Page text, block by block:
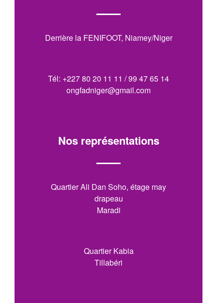
Derrière la FENIFOOT, Niamey/Niger
Tél: +227 80 20 11 11 / 99 47 65 14
ongfadniger@gmail.com
Nos représentations
Quartier Ali Dan Soho, étage may
drapeau
Maradi
Quartier Kabia
Tillabéri